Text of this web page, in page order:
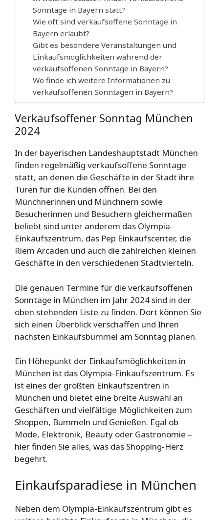
Sonntage in Bayern statt?
Wie oft sind verkaufsoffene Sonntage in
Bayern erlaubt?
Gibt es besondere Veranstaltungen und
Einkaufsmöglichkeiten während der
verkaufsoffenen Sonntage in Bayern?
Wo finde ich weitere Informationen zu
verkaufsoffenen Sonntagen in Bayern?
Verkaufsoffener Sonntag München
2024
In der bayerischen Landeshauptstadt München
finden regelmäßig verkaufsoffene Sonntage
statt, an denen die Geschäfte in der Stadt ihre
Türen für die Kunden öffnen. Bei den
Münchnerinnen und Münchnern sowie
Besucherinnen und Besuchern gleichermaßen
beliebt sind unter anderem das Olympia-
Einkaufszentrum, das Pep Einkaufscenter, die
Riem Arcaden und auch die zahlreichen kleinen
Geschäfte in den verschiedenen Stadtvierteln.
Die genauen Termine für die verkaufsoffenen
Sonntage in München im Jahr 2024 sind in der
oben stehenden Liste zu finden. Dort können Sie
sich einen Überblick verschaffen und Ihren
nächsten Einkaufsbummel am Sonntag planen.
Ein Höhepunkt der Einkaufsmöglichkeiten in
München ist das Olympia-Einkaufszentrum. Es
ist eines der größten Einkaufszentren in
München und bietet eine breite Auswahl an
Geschäften und vielfältige Möglichkeiten zum
Shoppen, Bummeln und Genießen. Egal ob
Mode, Elektronik, Beauty oder Gastronomie –
hier finden Sie alles, was das Shopping-Herz
begehrt.
Einkaufsparadiese in München
Neben dem Olympia-Einkaufszentrum gibt es